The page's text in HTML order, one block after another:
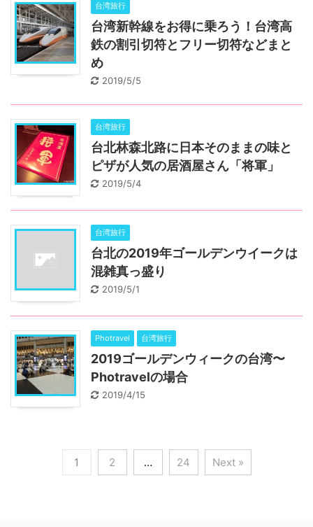
台湾旅行
台湾新幹線をお得に乗ろう！台湾高
鉄の割引切符とフリー切符などまと
め
2019/5/5
台湾旅行
台北林森北路に日本そのままの味と
ピザが人気の居酒屋さん「将軍」
2019/5/4
台湾旅行
台北の2019年ゴールデンウイークは
混雑真っ盛り
2019/5/1
Photravel 台湾旅行
2019ゴールデンウィークの台湾〜
Photravelの場合
2019/4/15
1 2 … 24 Next »